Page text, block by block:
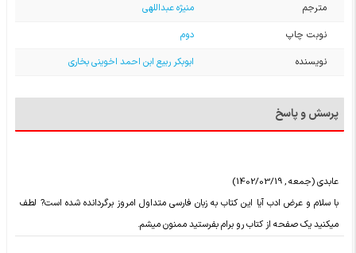
مترجم
منیژه عبداللهی
نوبت چاپ
دوم
نویسنده
ابوبکر ربیع ابن احمد اخوینی بخاری
پرسش و پاسخ
عابدی (جمعه , 1402/03/19)
با سلام و عرض ادب آیا این کتاب به زبان فارسی متداول امروز برگردانده شده است? لطف
میکنید یک صفحه از کتاب رو برام بفرستید ممنون میشم.